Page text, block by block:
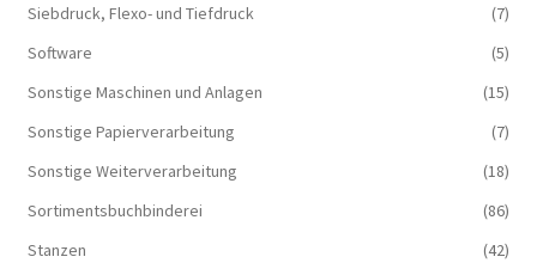
Siebdruck, Flexo- und Tiefdruck
(7)
Software
(5)
Sonstige Maschinen und Anlagen
(15)
Sonstige Papierverarbeitung
(7)
Sonstige Weiterverarbeitung
(18)
Sortimentsbuchbinderei
(86)
Stanzen
(42)